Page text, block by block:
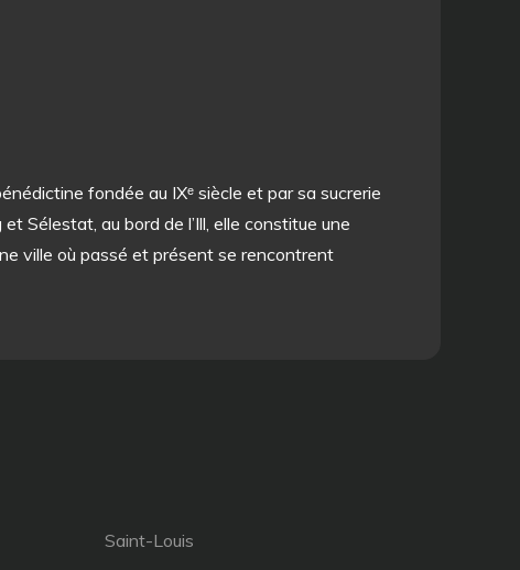
fondée au IXᵉ siècle et par sa sucrerie
Sélestat, au bord de l’Ill, elle constitue une
ville où passé et présent se rencontrent
Saint-Louis